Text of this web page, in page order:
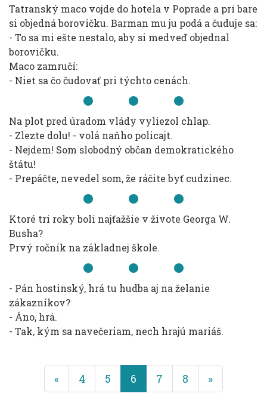
Tatranský maco vojde do hotela v Poprade a pri bare
si objedná borovičku. Barman mu ju podá a čuduje sa:
- To sa mi ešte nestalo, aby si medveď objednal
borovičku.
Maco zamručí:
- Niet sa čo čudovať pri týchto cenách.
Na plot pred úradom vlády vyliezol chlap.
- Zlezte dolu! - volá naňho policajt.
- Nejdem! Som slobodný občan demokratického
štátu!
- Prepáčte, nevedel som, že ráčite byť cudzinec.
Ktoré tri roky boli najťažšie v živote Georga W.
Busha?
Prvý ročník na základnej škole.
- Pán hostinský, hrá tu hudba aj na želanie
zákazníkov?
- Áno, hrá.
- Tak, kým sa navečeriam, nech hrajú mariáš.
« 4 5 6 (terajšie)
7 8 »